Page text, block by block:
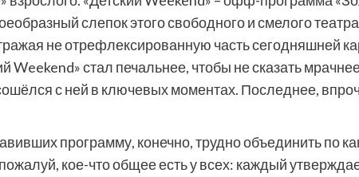
слепок этого свободного и смелого
не отрефлексированную часть сегодняшней
Weekend» стал печальнее, чтобы не сказать
с ней в ключевых моментах. Последнее,
программу, конечно, трудно объединить по
кое-что общее есть у всех: каждый